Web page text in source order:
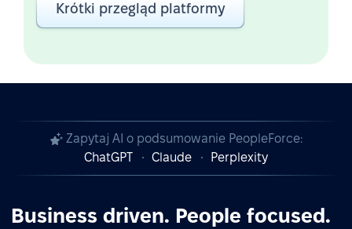
Krótki przegląd platformy
Zapytaj AI o podsumowanie PeopleForce:
ChatGPT
Claude Perplexity
Business driven. People focused.